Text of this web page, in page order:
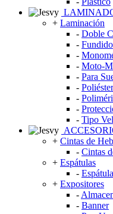
+ Laminación
- Doble
- Fundido
-
- Moto-
- Para
- Poliéster
-
-
- Tipo
+ Cintas de
- Cintas
+ Espátulas
-
+ Expositores
-
- Banner